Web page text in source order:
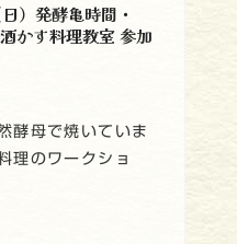
）発酵亀時間・
かす料理教室 参加
酵母で焼いていま
理のワークショ